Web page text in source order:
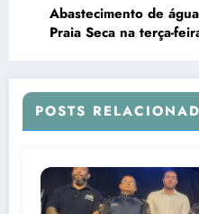
Abastecimento de
Praia Seca na terça-
POSTS